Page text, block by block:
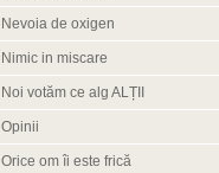
Nevoia de oxigen
Nimic in miscare
Noi votăm ce alg ALȚII
Opinii
Orice om îi este frică